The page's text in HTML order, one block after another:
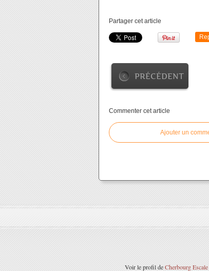
Partager cet article
PRÉCÉDENT
Commenter cet article
Ajouter un
Voir le profil deCherbourg Escale